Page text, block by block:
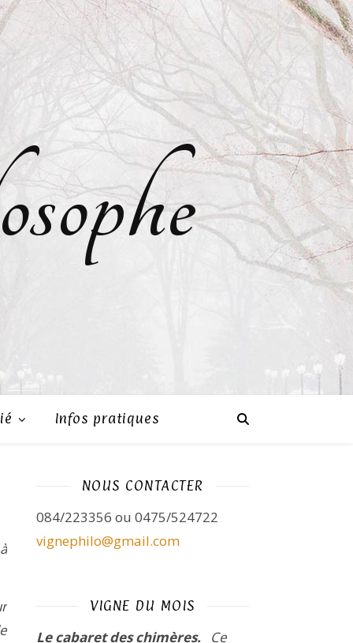
Infos pratiques
NOUS CONTACTER
084/223356 ou 0475/524722
vignephilo@gmail.com
VIGNE DU MOIS
Le cabaret des chimères. Ce